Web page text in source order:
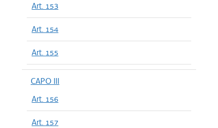
Art. 153
Art. 154
Art. 155
CAPO III
Art. 156
Art. 157